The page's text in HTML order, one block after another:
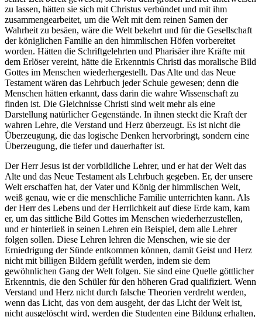
zu lassen, hätten sie sich mit Christus verbündet und mit ihm
zusammengearbeitet, um die Welt mit dem reinen Samen der
Wahrheit zu besäen, wäre die Welt bekehrt und für die Gesellschaft
der königlichen Familie an den himmlischen Höfen vorbereitet
worden. Hätten die Schriftgelehrten und Pharisäer ihre Kräfte mit
dem Erlöser vereint, hätte die Erkenntnis Christi das moralische Bild
Gottes im Menschen wiederhergestellt. Das Alte und das Neue
Testament wären das Lehrbuch jeder Schule gewesen; denn die
Menschen hätten erkannt, dass darin die wahre Wissenschaft zu
finden ist. Die Gleichnisse Christi sind weit mehr als eine
Darstellung natürlicher Gegenstände. In ihnen steckt die Kraft der
wahren Lehre, die Verstand und Herz überzeugt. Es ist nicht die
Überzeugung, die das logische Denken hervorbringt, sondern eine
Überzeugung, die tiefer und dauerhafter ist.
Der Herr Jesus ist der vorbildliche Lehrer, und er hat der Welt das
Alte und das Neue Testament als Lehrbuch gegeben. Er, der unsere
Welt erschaffen hat, der Vater und König der himmlischen Welt,
weiß genau, wie er die menschliche Familie unterrichten kann. Als
der Herr des Lebens und der Herrlichkeit auf diese Erde kam, kam
er, um das sittliche Bild Gottes im Menschen wiederherzustellen,
und er hinterließ in seinen Lehren ein Beispiel, dem alle Lehrer
folgen sollen. Diese Lehren lehren die Menschen, wie sie der
Erniedrigung der Sünde entkommen können, damit Geist und Herz
nicht mit billigen Bildern gefüllt werden, indem sie dem
gewöhnlichen Gang der Welt folgen. Sie sind eine Quelle göttlicher
Erkenntnis, die den Schüler für den höheren Grad qualifiziert. Wenn
Verstand und Herz nicht durch falsche Theorien verdreht werden,
wenn das Licht, das von dem ausgeht, der das Licht der Welt ist,
nicht ausgelöscht wird, werden die Studenten eine Bildung erhalten,